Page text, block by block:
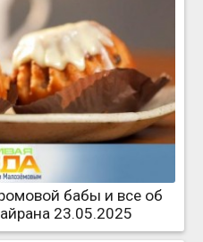
бабы и все об
23.05.2025